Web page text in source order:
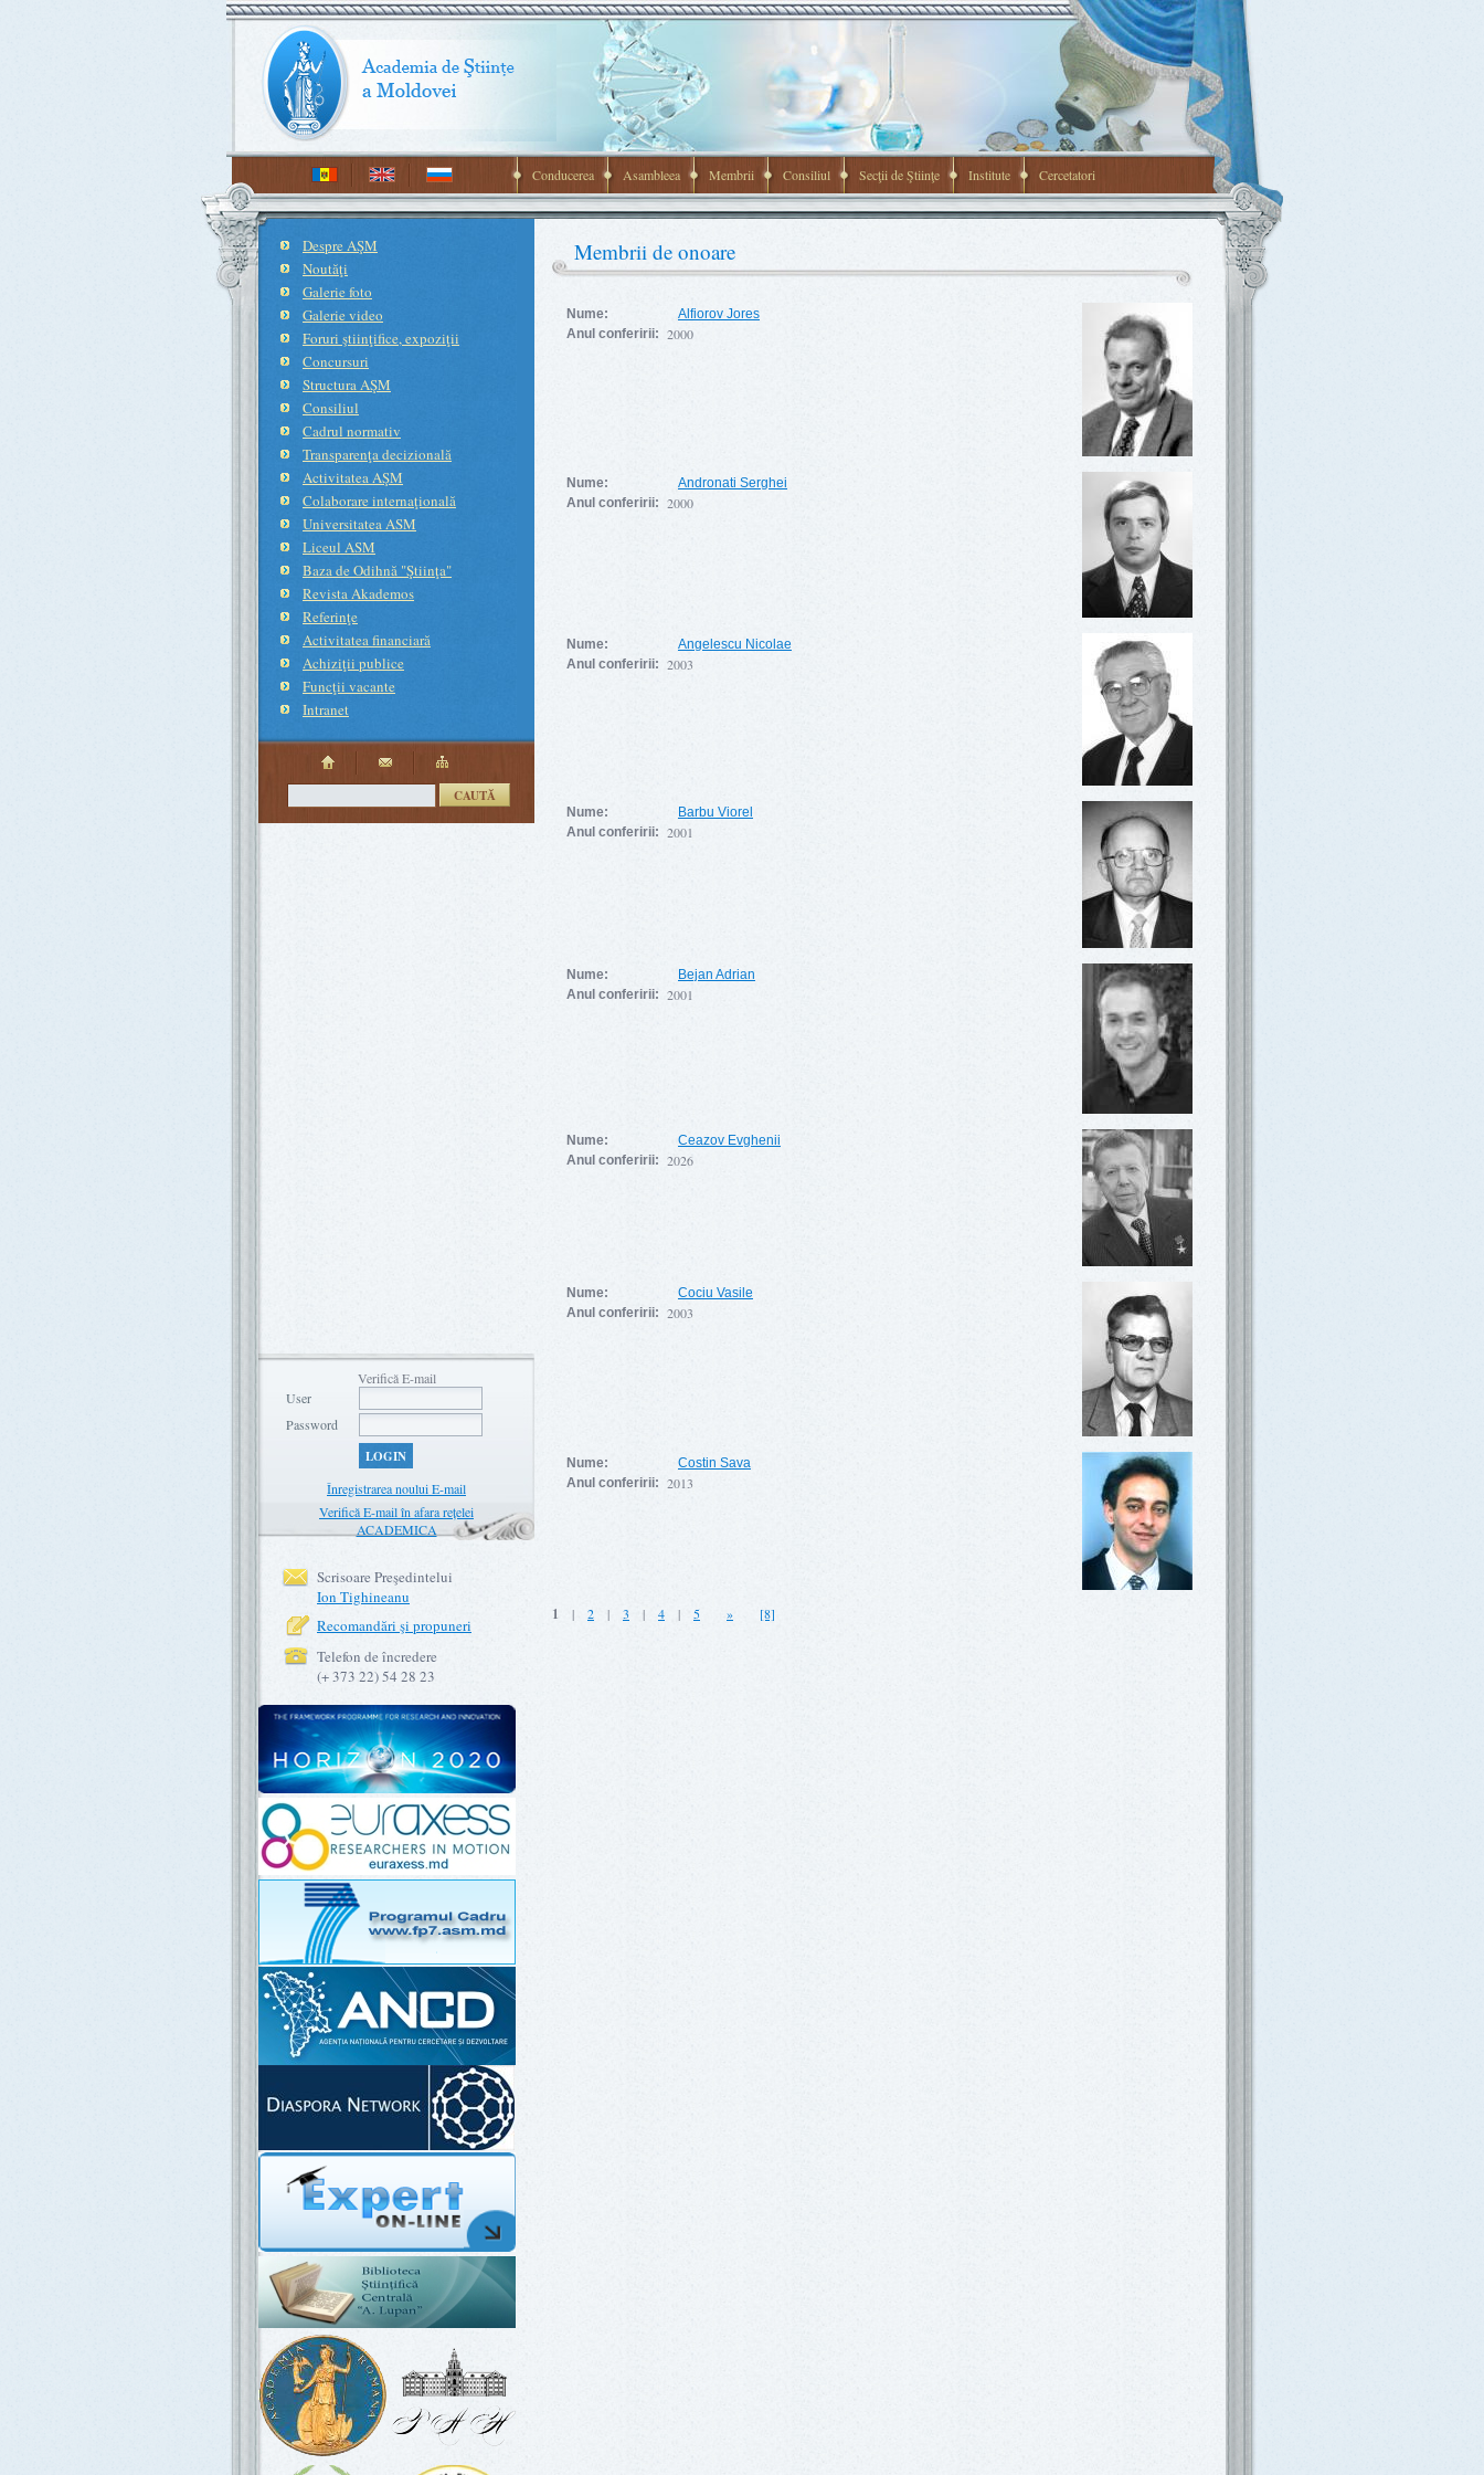
Conducerea Asambleea Membrii Consiliul Secţii de Ştiinţe Institute Cercetatori
Despre AŞM
Noutăţi
Galerie foto
Galerie video
Foruri ştiinţifice, expoziţii
Concursuri
Structura AŞM
Consiliul
Cadrul normativ
Transparenţa decizională
Activitatea AŞM
Colaborare internaţională
Universitatea ASM
Liceul ASM
Baza de Odihnă "Ştiinţa"
Revista Akademos
Referinţe
Activitatea financiară
Achiziţii publice
Funcţii vacante
Intranet
CAUTĂ
Verifică E-mail
User
Password
LOGIN
Înregistrarea noului E-mail
Verifică E-mail în afara rețelei
ACADEMICA
Scrisoare Preşedintelui
Ion Tighineanu
Recomandări şi propuneri
Telefon de încredere
(+ 373 22) 54 28 23
Membrii de onoare
Nume:
Alfiorov Jores
Anul conferirii: 2000
Nume:
Andronati Serghei
Anul conferirii: 2000
Nume:
Angelescu Nicolae
Anul conferirii: 2003
Nume:
Barbu Viorel
Anul conferirii: 2001
Nume:
Bejan Adrian
Anul conferirii: 2001
Nume:
Ceazov Evghenii
Anul conferirii: 2026
Nume:
Cociu Vasile
Anul conferirii: 2003
Nume:
Costin Sava
Anul conferirii: 2013
1 | 2 | 3 | 4 | 5 » [8]